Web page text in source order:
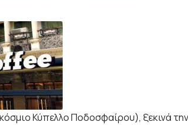
Κύπελλο Ποδοσφαίρου), ξεκινά την